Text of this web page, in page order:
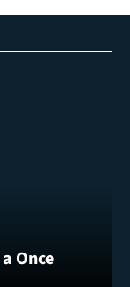
Once